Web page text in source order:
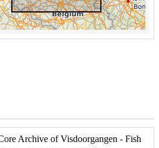
Archive of Visdoorgangen - Fish